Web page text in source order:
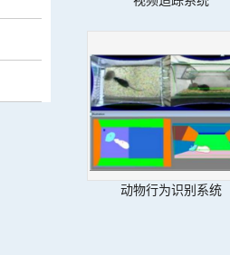
动物行为识别系统